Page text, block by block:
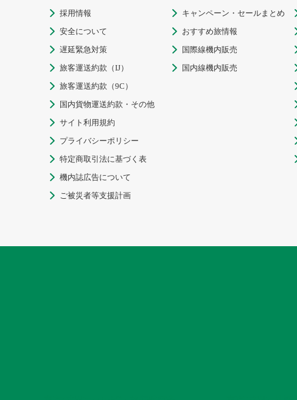
 採用情報
 安全について
 遅延緊急対策
 旅客運送約款（IJ）
 旅客運送約款（9C）
 国内貨物運送約款・その他
 サイト利用規約
 プライバシーポリシー
 特定商取引法に基づく表
 機内誌広告について
 ご被災者等支援計画
 キャンペーン・セールまとめ
 おすすめ旅情報
 国際線機内販売
 国内線機内販売